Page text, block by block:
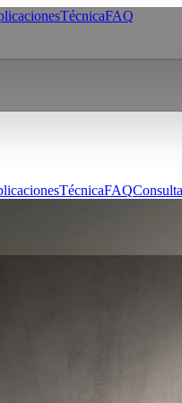
TécnicaFAQ
TécnicaFAQConsulta